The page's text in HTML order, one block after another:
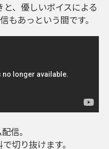
、優しいボイスによる
もあっという間です。
信。
切り抜けます。